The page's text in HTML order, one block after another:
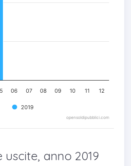
2019
09
06 07 08 10 11 12
opensoldipubblici.com
anno 2019